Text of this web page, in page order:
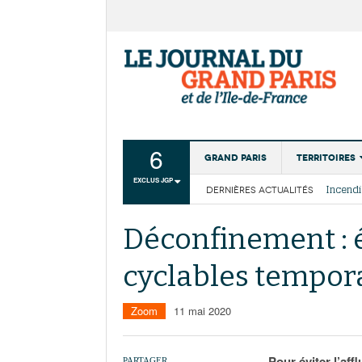
6
EXCLUS JGP
Grand Paris Territoires
Institutions
Services
DERNIÈRES ACTUALITÉS
La
Les
Déconfinement :
cyclables
Zoom 11 mai 2020